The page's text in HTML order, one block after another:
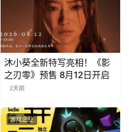
沐小葵全新特写亮相！《影
之刃零》预售 8月12日开启
2天前
游戏企业